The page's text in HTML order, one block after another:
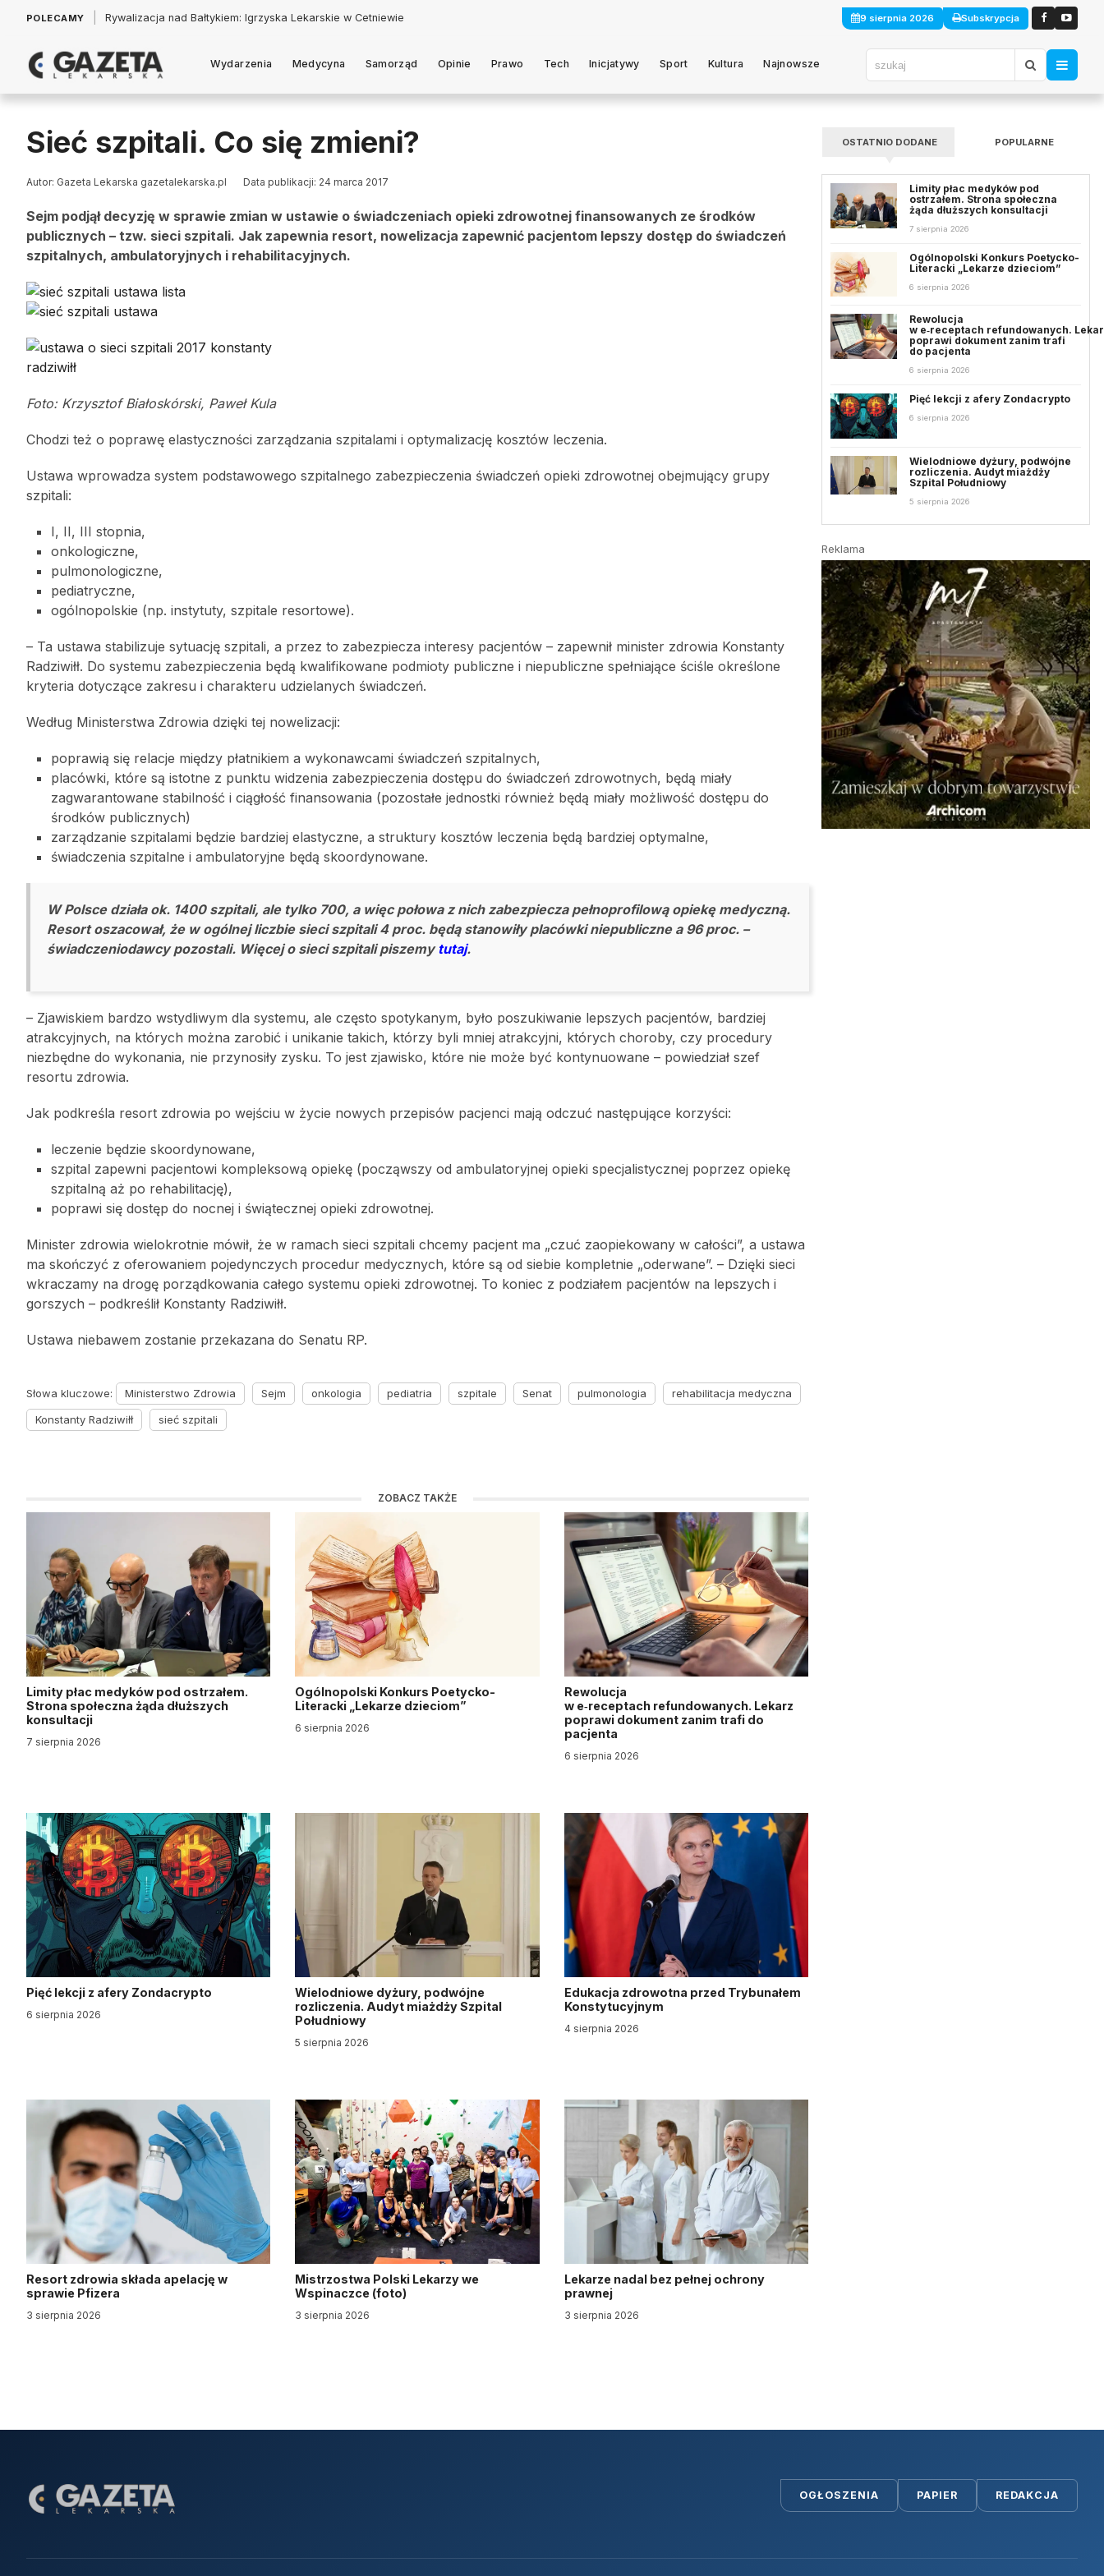
POLECAMY Łukasz Jankowski: Politycy w pogoni za króliczkiem 9 sierpnia 2026 Subskrypcja
Wydarzenia Medycyna Samorząd Opinie Prawo Tech Inicjatywy Sport Kultura Najnowsze
Sieć szpitali. Co się zmieni?
Autor: Gazeta Lekarska gazetalekarska.pl Data publikacji: 24 marca 2017
Sejm podjął decyzję w sprawie zmian w ustawie o świadczeniach opieki zdrowotnej finansowanych ze środków
publicznych – tzw. sieci szpitali. Jak zapewnia resort, nowelizacja zapewnić pacjentom lepszy dostęp do świadczeń
szpitalnych, ambulatoryjnych i rehabilitacyjnych.
Foto: Krzysztof Białoskórski, Paweł Kula
Chodzi też o poprawę elastyczności zarządzania szpitalami i optymalizację kosztów leczenia.
Ustawa wprowadza system podstawowego szpitalnego zabezpieczenia świadczeń opieki zdrowotnej obejmujący grupy
szpitali:
I, II, III stopnia,
onkologiczne,
pulmonologiczne,
pediatryczne,
ogólnopolskie (np. instytuty, szpitale resortowe).
– Ta ustawa stabilizuje sytuację szpitali, a przez to zabezpiecza interesy pacjentów – zapewnił minister zdrowia Konstanty
Radziwiłł. Do systemu zabezpieczenia będą kwalifikowane podmioty publiczne i niepubliczne spełniające ściśle określone
kryteria dotyczące zakresu i charakteru udzielanych świadczeń.
Według Ministerstwa Zdrowia dzięki tej nowelizacji:
poprawią się relacje między płatnikiem a wykonawcami świadczeń szpitalnych,
placówki, które są istotne z punktu widzenia zabezpieczenia dostępu do świadczeń zdrowotnych, będą miały
zagwarantowane stabilność i ciągłość finansowania (pozostałe jednostki również będą miały możliwość dostępu do
środków publicznych)
zarządzanie szpitalami będzie bardziej elastyczne, a struktury kosztów leczenia będą bardziej optymalne,
świadczenia szpitalne i ambulatoryjne będą skoordynowane.
W Polsce działa ok. 1400 szpitali, ale tylko 700, a więc połowa z nich zabezpiecza pełnoprofilową opiekę medyczną.
Resort oszacował, że w ogólnej liczbie sieci szpitali 4 proc. będą stanowiły placówki niepubliczne a 96 proc. –
świadczeniodawcy pozostali. Więcej o sieci szpitali piszemytutaj.
– Zjawiskiem bardzo wstydliwym dla systemu, ale często spotykanym, było poszukiwanie lepszych pacjentów, bardziej
atrakcyjnych, na których można zarobić i unikanie takich, którzy byli mniej atrakcyjni, których choroby, czy procedury
niezbędne do wykonania, nie przynosiły zysku. To jest zjawisko, które nie może być kontynuowane – powiedział szef
resortu zdrowia.
Jak podkreśla resort zdrowia po wejściu w życie nowych przepisów pacjenci mają odczuć następujące korzyści:
leczenie będzie skoordynowane,
szpital zapewni pacjentowi kompleksową opiekę (począwszy od ambulatoryjnej opieki specjalistycznej poprzez opiekę
szpitalną aż po rehabilitację),
poprawi się dostęp do nocnej i świątecznej opieki zdrowotnej.
Minister zdrowia wielokrotnie mówił, że w ramach sieci szpitali chcemy pacjent ma „czuć zaopiekowany w całości”, a ustawa
ma skończyć z oferowaniem pojedynczych procedur medycznych, które są od siebie kompletnie „oderwane”. – Dzięki sieci
wkraczamy na drogę porządkowania całego systemu opieki zdrowotnej. To koniec z podziałem pacjentów na lepszych i
gorszych – podkreślił Konstanty Radziwiłł.
Ustawa niebawem zostanie przekazana do Senatu RP.
Słowa kluczowe: Ministerstwo Zdrowia Sejm onkologia pediatria szpitale Senat pulmonologia
rehabilitacja medyczna
Konstanty Radziwiłł
sieć szpitali
ZOBACZ TAKŻE
Limity płac medyków pod ostrzałem.
Strona społeczna żąda dłuższych
konsultacji
7 sierpnia 2026
Ogólnopolski Konkurs Poetycko-
Literacki „Lekarze dzieciom”
6 sierpnia 2026
Rewolucja
w e‑receptach refundowanych. Lekarz
poprawi dokument zanim trafi do
pacjenta
6 sierpnia 2026
Pięć lekcji z afery Zondacrypto
6 sierpnia 2026
Wielodniowe dyżury, podwójne
rozliczenia. Audyt miażdży Szpital
Południowy
5 sierpnia 2026
Edukacja zdrowotna przed Trybunałem
Konstytucyjnym
4 sierpnia 2026
Resort zdrowia składa apelację w
sprawie Pfizera
3 sierpnia 2026
Mistrzostwa Polski Lekarzy we
Wspinaczce (foto)
3 sierpnia 2026
Lekarze nadal bez pełnej ochrony
prawnej
3 sierpnia 2026
OSTATNIO DODANE POPULARNE
Limity płac medyków pod
ostrzałem. Strona społeczna
żąda dłuższych konsultacji
7 sierpnia 2026
Ogólnopolski Konkurs Poetycko-
Literacki „Lekarze dzieciom”
6 sierpnia 2026
Rewolucja
w e‑receptach refundowanych.
poprawi dokument zanim trafi
do pacjenta
6 sierpnia 2026
Pięć lekcji z afery Zondacrypto
6 sierpnia 2026
Wielodniowe dyżury, podwójne
rozliczenia. Audyt miażdży
Szpital Południowy
5 sierpnia 2026
Reklama
OGŁOSZENIA PAPIER REDAKCJA